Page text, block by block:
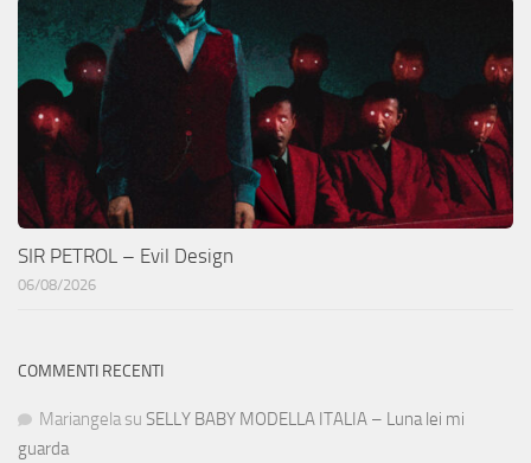
SIR PETROL – Evil Design
06/08/2026
COMMENTI RECENTI
Mariangela su SELLY BABY MODELLA ITALIA – Luna lei mi
guarda